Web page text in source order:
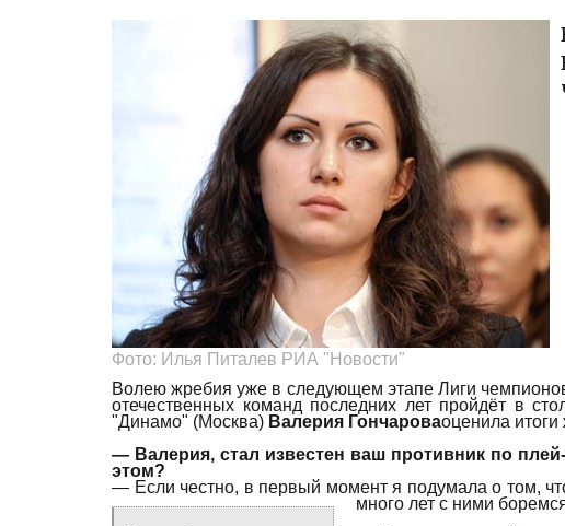
Фото: Илья Питалев РИА "Новости"
Волею жребия уже в следующем этапе Лиги
отечественных команд последних лет пройдёт в
"Динамо" (Москва) Валерия Гончароваоценила
— Валерия, стал известен ваш противник по
этом?
— Если честно, в первый момент я подумала о том,
много лет с ними